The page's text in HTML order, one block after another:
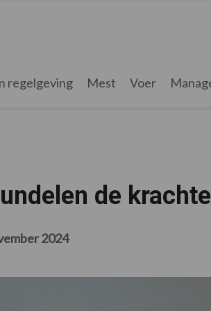
regelgeving Mest Voer
de
2024